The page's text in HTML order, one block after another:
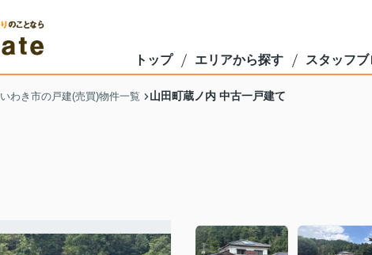
トップ エリアから探す スタッフブ
いわき市の戸建(売買)物件一覧 山田町蔵ノ内 中古一戸建て